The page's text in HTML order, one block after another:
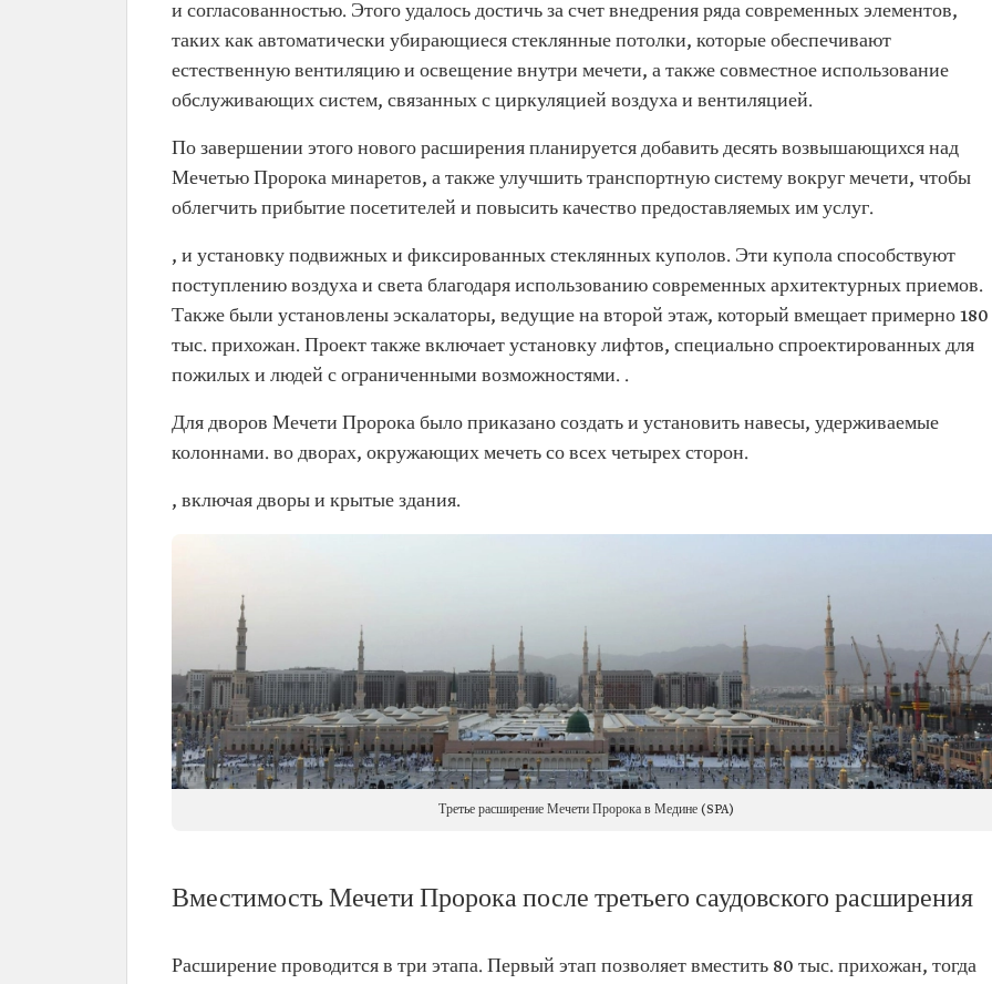
и согласованностью. Этого удалось достичь за счет внедрения ряда современных элементов,
таких как автоматически убирающиеся стеклянные потолки, которые обеспечивают
естественную вентиляцию и освещение внутри мечети, а также совместное использование
обслуживающих систем, связанных с циркуляцией воздуха и вентиляцией.
По завершении этого нового расширения планируется добавить десять возвышающихся над
Мечетью Пророка минаретов, а также улучшить транспортную систему вокруг мечети, чтобы
облегчить прибытие посетителей и повысить качество предоставляемых им услуг.
, и установку подвижных и фиксированных стеклянных куполов. Эти купола способствуют
поступлению воздуха и света благодаря использованию современных архитектурных приемов.
Также были установлены эскалаторы, ведущие на второй этаж, который вмещает примерно 180
тыс. прихожан. Проект также включает установку лифтов, специально спроектированных для
пожилых и людей с ограниченными возможностями. .
Для дворов Мечети Пророка было приказано создать и установить навесы, удерживаемые
колоннами. во дворах, окружающих мечеть со всех четырех сторон.
, включая дворы и крытые здания.
Третье расширение Мечети Пророка в Медине (SPA)
Вместимость Мечети Пророка после третьего саудовского расширения
Расширение проводится в три этапа. Первый этап позволяет вместить 80 тыс. прихожан, тогда